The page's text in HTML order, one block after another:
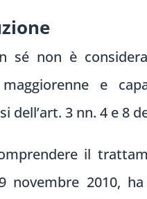
non è
e
dell’art. 3 nn. 4 e 8
il
novembre 2010,